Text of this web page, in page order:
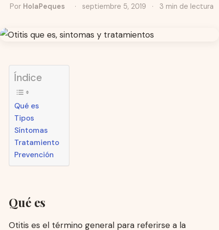
Por HolaPeques · septiembre 5, 2019 · 3 min de lectura
Índice
Qué es
Tipos
Síntomas
Tratamiento
Prevención
Qué es
Otitis es el término general para referirse a la